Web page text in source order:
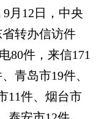
月12日，中央
转办信访件
80件，来信171
青岛市19件、
11件、烟台市